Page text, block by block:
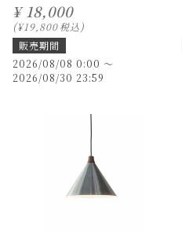
¥ 18,000
¥19,800税込
販売期間
2026/08/08 0:00 〜
2026/08/30 23:59